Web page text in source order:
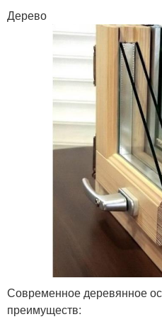
Дерево
Современное деревянное
преимуществ: